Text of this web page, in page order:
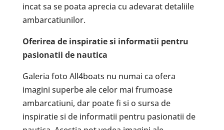
incat sa se poata aprecia cu adevarat detaliile
ambarcatiunilor.
Oferirea de inspiratie si informatii pentru
pasionatii de nautica
Galeria foto All4boats nu numai ca ofera
imagini superbe ale celor mai frumoase
ambarcatiuni, dar poate fi si o sursa de
inspiratie si de informatii pentru pasionatii de